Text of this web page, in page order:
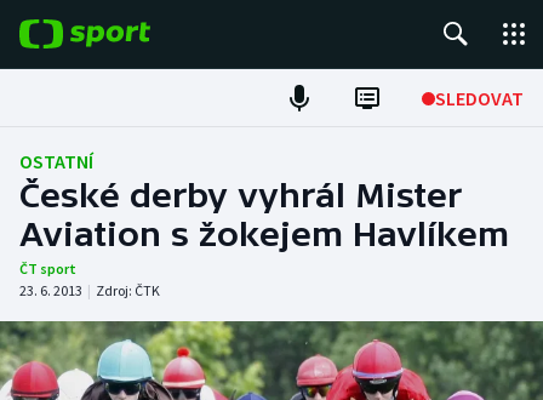
SLEDOVAT
Fotbal
Hokej
Tenis
Atletika
Cyklistika
OSTATNÍ
České derby vyhrál Mister
Aviation s žokejem Havlíkem
ČT sport
23. 6. 2013 | Zdroj: ČTK